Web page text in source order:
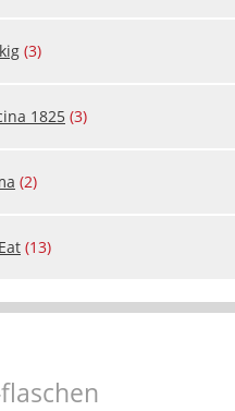
(3)
1825 (3)
(2)
(13)